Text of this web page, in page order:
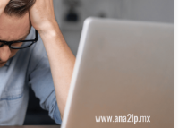
los negocios digitales y
no tomarlos en serio está
para transformar tu